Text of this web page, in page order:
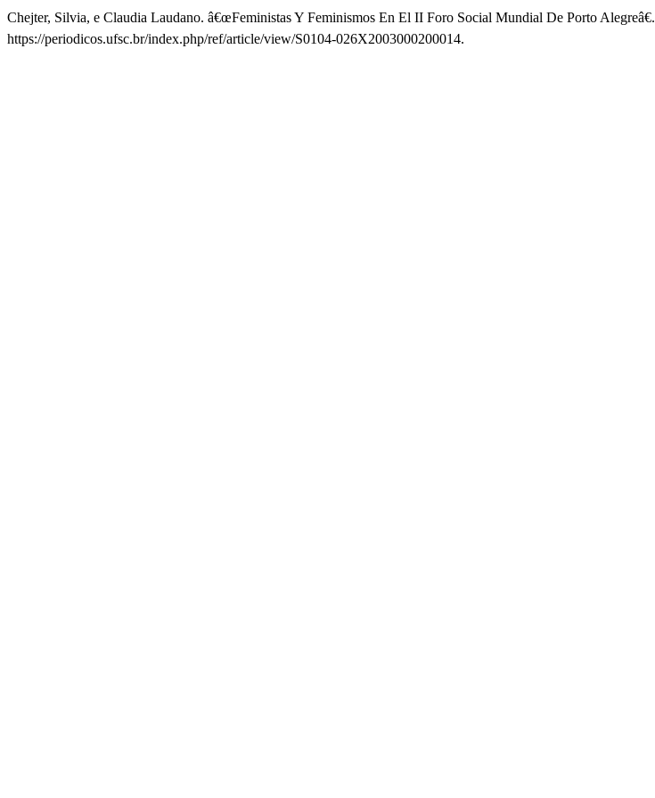
Chejter, Silvia, e Claudia Laudano. â€œFeministas Y Feminismos En El II Foro Social Mundial De Porto Alegreâ€.
https://periodicos.ufsc.br/index.php/ref/article/view/S0104-026X2003000200014.